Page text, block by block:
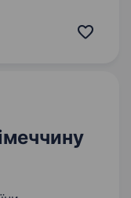
плата від 1500